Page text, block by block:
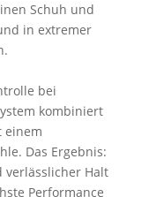
Schuh und
in extremer
bei
kombiniert
einem
Das Ergebnis:
Halt
Performance